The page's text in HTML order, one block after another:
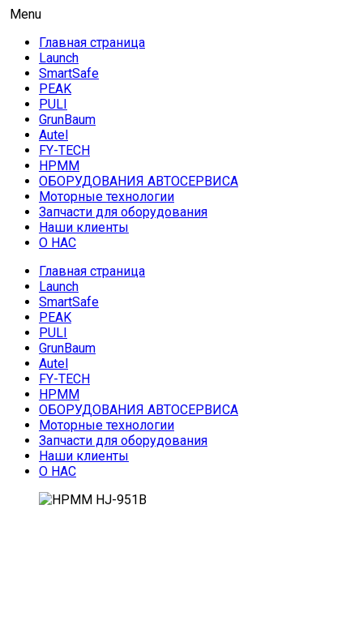
Skip
content
AUTO HOUSE
Launch в Армении,Launch Armenia
Menu
Главная страница
Launch
SmartSafe
PEAK
PULI
GrunBaum
Autel
FY-TECH
HPMM
ОБОРУДОВАНИЯ АВТОСЕРВИСА
Моторные технологии
Запчасти для оборудования
Наши клиенты
О НАС
Главная страница
Launch
SmartSafe
PEAK
PULI
GrunBaum
Autel
FY-TECH
HPMM
ОБОРУДОВАНИЯ АВТОСЕРВИСА
Моторные технологии
Запчасти для оборудования
Наши клиенты
О НАС